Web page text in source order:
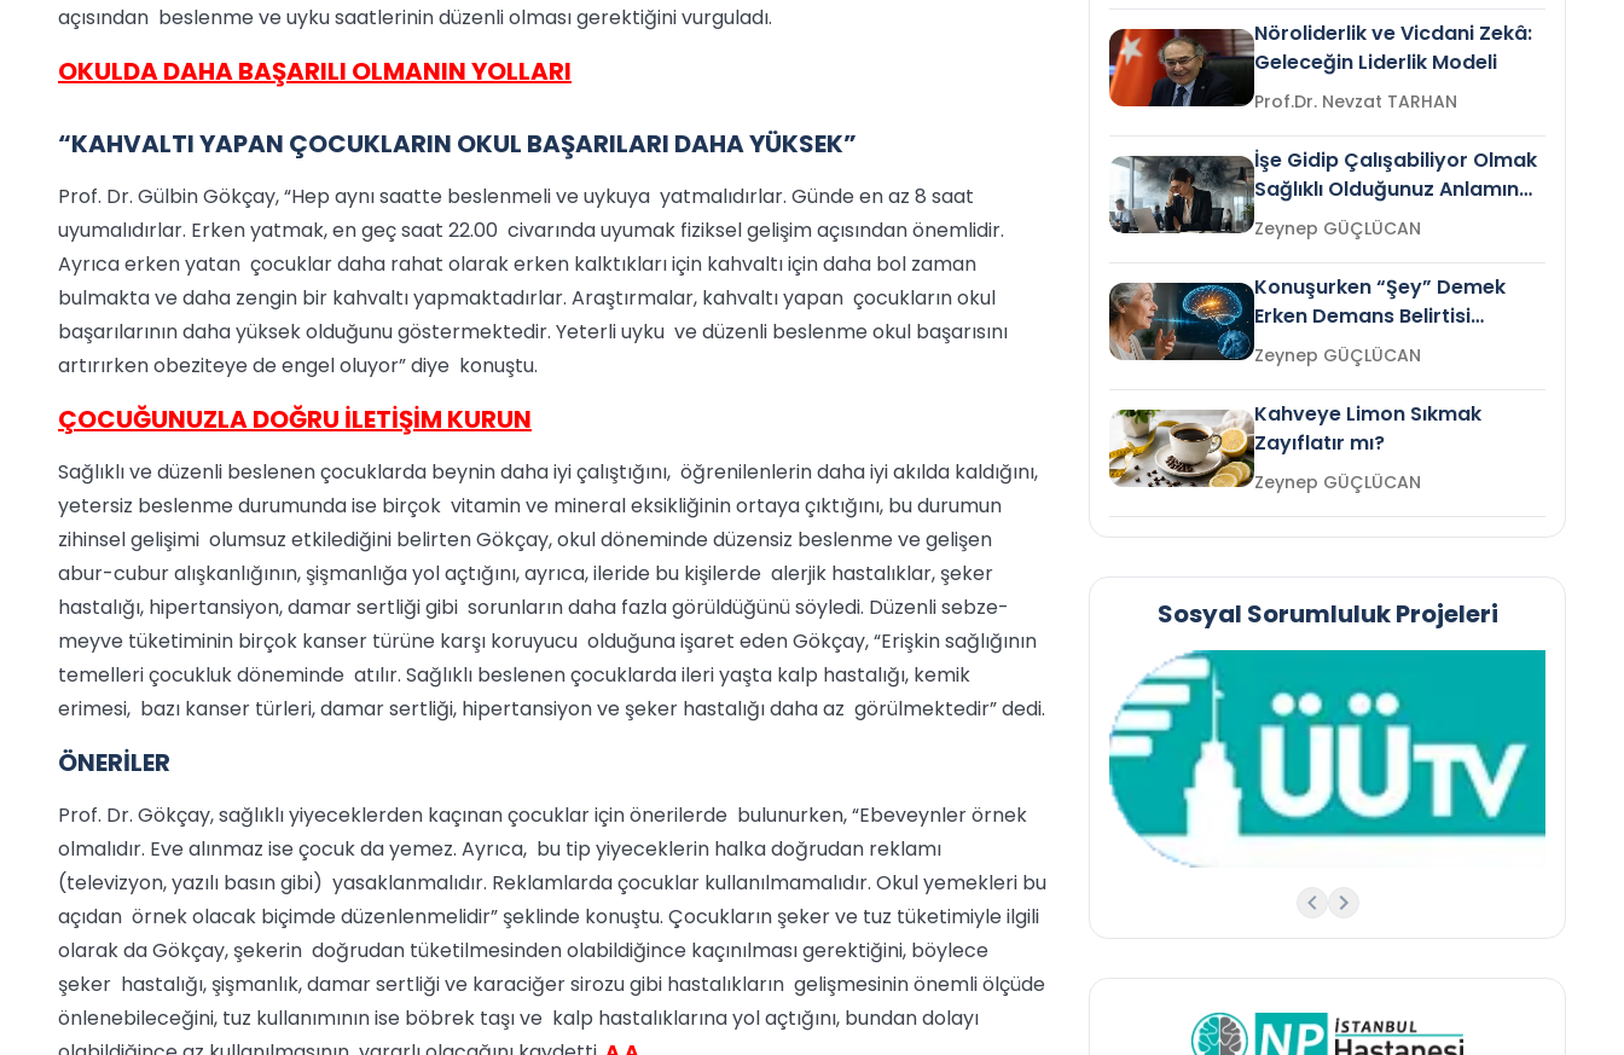
açısından beslenme ve uyku saatlerinin düzenli olması gerektiğini vurguladı.
OKULDA DAHA BAŞARILI OLMANIN YOLLARI
“KAHVALTI YAPAN ÇOCUKLARIN OKUL BAŞARILARI DAHA YÜKSEK”
Prof. Dr. Gülbin Gökçay, “Hep aynı saatte beslenmeli ve uykuya yatmalıdırlar. Günde en az 8 saat
uyumalıdırlar. Erken yatmak, en geç saat 22.00 civarında uyumak fiziksel gelişim açısından önemlidir.
Ayrıca erken yatan çocuklar daha rahat olarak erken kalktıkları için kahvaltı için daha bol zaman
bulmakta ve daha zengin bir kahvaltı yapmaktadırlar. Araştırmalar, kahvaltı yapan çocukların okul
başarılarının daha yüksek olduğunu göstermektedir. Yeterli uyku ve düzenli beslenme okul başarısını
artırırken obeziteye de engel oluyor” diye konuştu.
ÇOCUĞUNUZLA DOĞRU İLETİŞİM KURUN
Sağlıklı ve düzenli beslenen çocuklarda beynin daha iyi çalıştığını, öğrenilenlerin daha iyi akılda kaldığını,
yetersiz beslenme durumunda ise birçok vitamin ve mineral eksikliğinin ortaya çıktığını, bu durumun
zihinsel gelişimi olumsuz etkilediğini belirten Gökçay, okul döneminde düzensiz beslenme ve gelişen
abur-cubur alışkanlığının, şişmanlığa yol açtığını, ayrıca, ileride bu kişilerde alerjik hastalıklar, şeker
hastalığı, hipertansiyon, damar sertliği gibi sorunların daha fazla görüldüğünü söyledi. Düzenli sebze-
meyve tüketiminin birçok kanser türüne karşı koruyucu olduğuna işaret eden Gökçay, “Erişkin sağlığının
temelleri çocukluk döneminde atılır. Sağlıklı beslenen çocuklarda ileri yaşta kalp hastalığı, kemik
erimesi, bazı kanser türleri, damar sertliği, hipertansiyon ve şeker hastalığı daha az görülmektedir” dedi.
ÖNERİLER
Prof. Dr. Gökçay, sağlıklı yiyeceklerden kaçınan çocuklar için önerilerde bulunurken, “Ebeveynler örnek
olmalıdır. Eve alınmaz ise çocuk da yemez. Ayrıca, bu tip yiyeceklerin halka doğrudan reklamı
(televizyon, yazılı basın gibi) yasaklanmalıdır. Reklamlarda çocuklar kullanılmamalıdır. Okul yemekleri bu
açıdan örnek olacak biçimde düzenlenmelidir” şeklinde konuştu. Çocukların şeker ve tuz tüketimiyle ilgili
olarak da Gökçay, şekerin doğrudan tüketilmesinden olabildiğince kaçınılması gerektiğini, böylece
şeker hastalığı, şişmanlık, damar sertliği ve karaciğer sirozu gibi hastalıkların gelişmesinin önemli ölçüde
önlenebileceğini, tuz kullanımının ise böbrek taşı ve kalp hastalıklarına yol açtığını, bundan dolayı
Nöroliderlik ve Vicdani Zekâ:
Geleceğin Liderlik Modeli
Prof.Dr. Nevzat TARHAN
İşe Gidip Çalışabiliyor Olmak
Sağlıklı Olduğunuz Anlamına
Gelir mi?Zeynep GÜÇLÜCAN
Konuşurken “Şey” Demek
Erken Demans Belirtisi
Olabilir mi?Zeynep GÜÇLÜCAN
Kahveye Limon Sıkmak
Zayıflatır mı?
Zeynep GÜÇLÜCAN
Sosyal Sorumluluk Projeleri